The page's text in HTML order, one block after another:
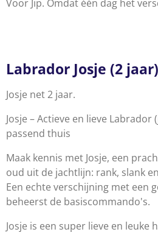
Voor Jip. Omdat één dag het
Labrador Josje (2
Josje net 2 jaar.
Josje – Actieve en lieve Labrador
passend thuis
Maak kennis met Josje, een
oud uit de jachtlijn: rank, slank
Een echte verschijning met een
beheerst de basiscommando's.
Josje is een super lieve en leuke